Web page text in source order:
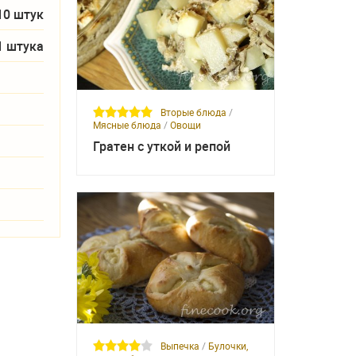
штук
штука
Вторые блюда /
Мясные блюда /Овощи
Гратен с уткой и репой
Выпечка / Булочки,